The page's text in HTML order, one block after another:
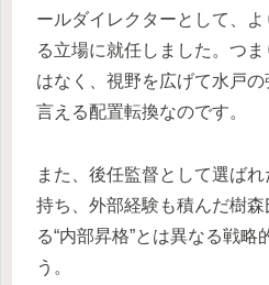
ールダイレクターとして、
る立場に就任しました。つ
はなく、視野を広げて水戸の
言える配置転換なのです。
また、後任監督として選ば
持ち、外部経験も積んだ樹
る“内部昇格”とは異なる戦略
う。